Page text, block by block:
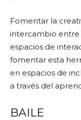
Fomentar la
intercambio entre
espacios de
fomentar esta
en espacios de
a través del
BAILE